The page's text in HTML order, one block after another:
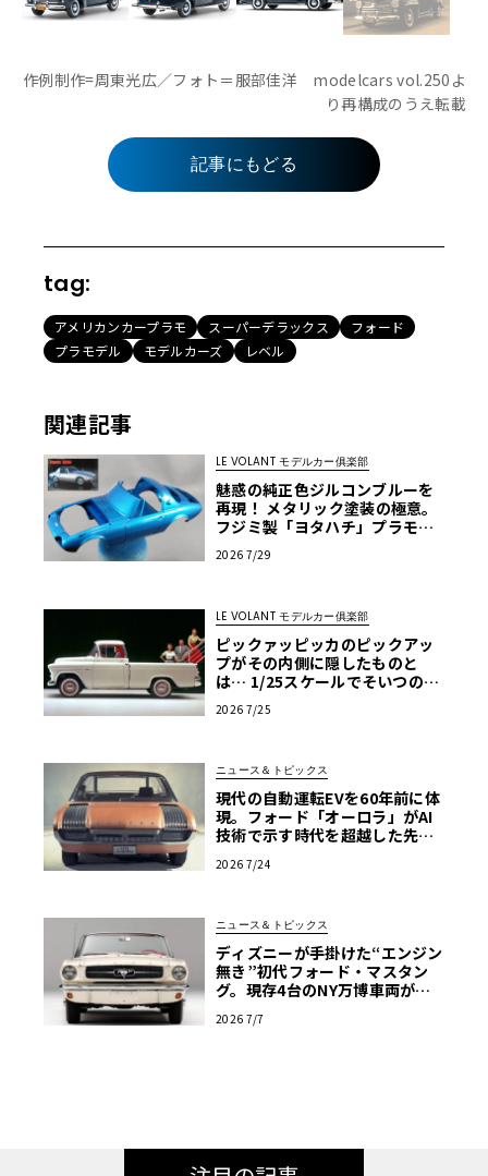
作例制作=周東光広／フォト＝服部佳洋 modelcars vol.250よ
り再構成のうえ転載
記事にもどる
tag:
アメリカンカープラモ スーパーデラックス
フォード
プラモデル
モデルカーズ レベル
関連記事
LE VOLANT モデルカー俱楽部
魅惑の純正色ジルコンブルーを
再現！ メタリック塗装の極意。
フジミ製「ヨタハチ」プラモを
みよう！ 第7回【LE VOLANT モ
2026 7/29
LE VOLANT モデルカー俱楽部
ピックァッピッカのピックアッ
プがその内側に隠したものと
は… 1/25スケールでそいつの正
プラモ・クロニクル】第64回
2026 7/25
ニュース＆トピックス
現代の自動運転EVを60年前に体
現。フォード「オーロラ」がAI
技術で示す時代を超越した先見
2026 7/24
ニュース＆トピックス
ディズニーが手掛けた“エンジン
無き”初代フォード・マスタン
グ。現存4台のNY万博車両が米
2026 7/7